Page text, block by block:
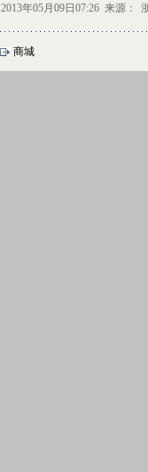
2013年05月09日07:26 来源：
商城